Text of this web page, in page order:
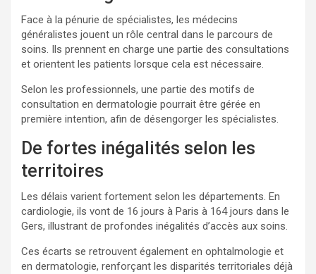
Face à la pénurie de spécialistes, les médecins
généralistes jouent un rôle central dans le parcours de
soins. Ils prennent en charge une partie des consultations
et orientent les patients lorsque cela est nécessaire.
Selon les professionnels, une partie des motifs de
consultation en dermatologie pourrait être gérée en
première intention, afin de désengorger les spécialistes.
De fortes inégalités selon les
territoires
Les délais varient fortement selon les départements. En
cardiologie, ils vont de 16 jours à Paris à 164 jours dans le
Gers, illustrant de profondes inégalités d’accès aux soins.
Ces écarts se retrouvent également en ophtalmologie et
en dermatologie, renforçant les disparités territoriales déjà